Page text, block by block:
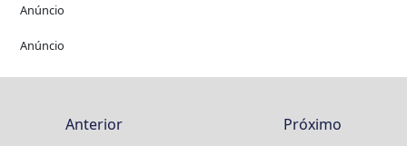
Anúncio
Anúncio
Anterior Próximo